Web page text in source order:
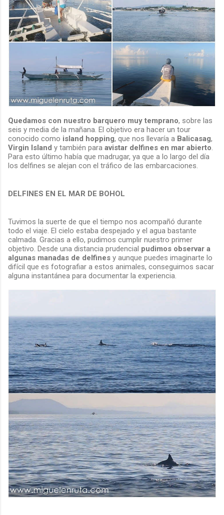
Quedamos con nuestro barquero muy temprano, sobre las
seis y media de la mañana. El objetivo era hacer un tour
conocido como island hopping, que nos llevaría a Balicasag,
Virgin Island y también para avistar delfines en mar abierto.
Para esto último había que madrugar, ya que a lo largo del día
los delfines se alejan con el tráfico de las embarcaciones.
DELFINES EN EL MAR DE BOHOL
Tuvimos la suerte de que el tiempo nos acompañó durante
todo el viaje. El cielo estaba despejado y el agua bastante
calmada. Gracias a ello, pudimos cumplir nuestro primer
objetivo. Desde una distancia prudencial pudimos observar a
algunas manadas de delfines y aunque puedes imaginarte lo
difícil que es fotografiar a estos animales, conseguimos sacar
alguna instantánea para documentar la experiencia.